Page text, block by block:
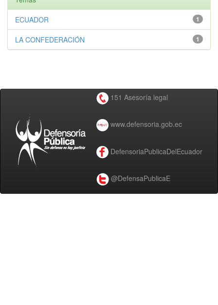
1
ECUADOR
1
LA CONFEDERACIÓN
151 Asesoría legal
www.defensoria.gob.ec
DefensoriaPublicaDelEcuador
@DefensaPublicaE